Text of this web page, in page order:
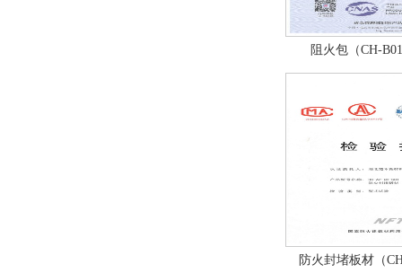
阻火包（CH-
防火封堵板材（